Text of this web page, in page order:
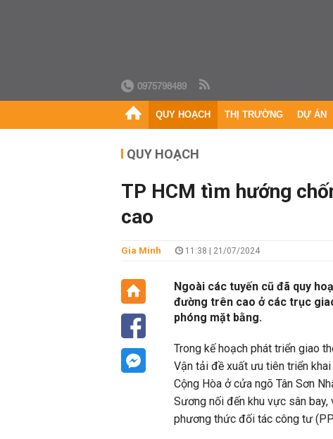
0975798489
QUY HOẠCH THỊ TRƯỜNG DỰ ÁN
QUY HOẠCH
TP HCM tìm hướng
cao
Gia Minh 11:38 | 21/07/2024
Ngoài các tuyến cũ đã quy
đường trên cao ở các trục
phóng mặt bằng.
Trong kế hoạch phát triển giao
Vận tải đề xuất ưu tiên triển
Cộng Hòa ở cửa ngõ Tân Sơn
Sương nối đến khu vực sân
phương thức đối tác công tư